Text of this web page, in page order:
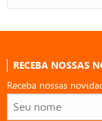
RECEBA NOSSAS
Receba nossas